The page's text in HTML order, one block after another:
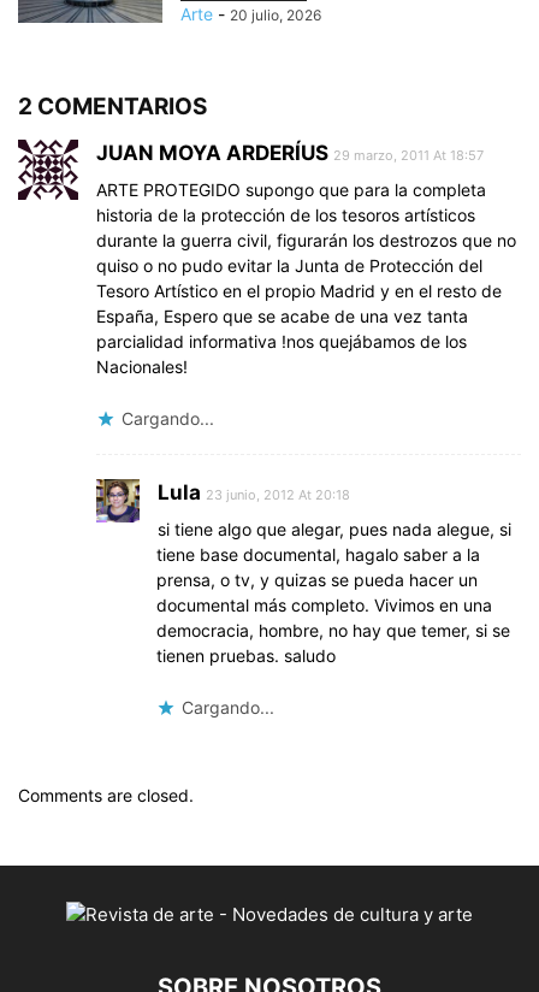
Arte - 20 julio, 2026
2 COMENTARIOS
JUAN MOYA ARDERÍUS 29 marzo, 2011 At 18:57
ARTE PROTEGIDO supongo que para la completa
historia de la protección de los tesoros artísticos
durante la guerra civil, figurarán los destrozos que no
quiso o no pudo evitar la Junta de Protección del
Tesoro Artístico en el propio Madrid y en el resto de
España, Espero que se acabe de una vez tanta
parcialidad informativa !nos quejábamos de los
Nacionales!
Cargando...
Lula 23 junio, 2012 At 20:18
si tiene algo que alegar, pues nada alegue, si
tiene base documental, hagalo saber a la
prensa, o tv, y quizas se pueda hacer un
documental más completo. Vivimos en una
democracia, hombre, no hay que temer, si se
tienen pruebas. saludo
Cargando...
Comments are closed.